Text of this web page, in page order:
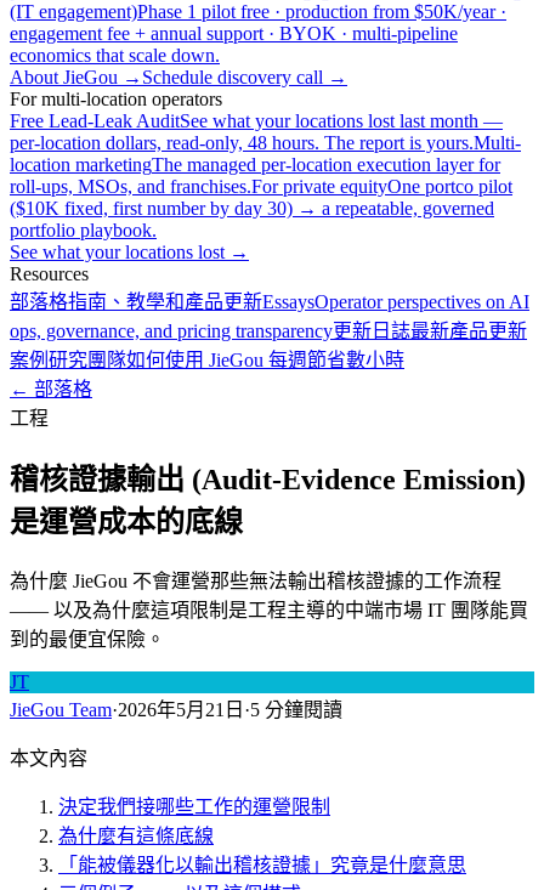
(IT engagement)Phase 1 pilot free · production from $50K/year ·
engagement fee + annual support · BYOK · multi-pipeline
economics that scale down.
About JieGou → Schedule discovery call →
For multi-location operators
Free Lead-Leak AuditSee what your locations lost last month —
per-location dollars, read-only, 48 hours. The report is yours.Multi-
location marketingThe managed per-location execution layer for
roll-ups, MSOs, and franchises.For private equityOne portco pilot
($10K fixed, first number by day 30) → a repeatable, governed
portfolio playbook.
See what your locations lost →
Resources
部落格指南、教學和產品更新EssaysOperator perspectives on AI
ops, governance, and pricing transparency更新日誌最新產品更新
案例研究團隊如何使用 JieGou 每週節省數小時
← 部落格
工程
稽核證據輸出 (Audit-Evidence Emission)
是運營成本的底線
為什麼 JieGou 不會運營那些無法輸出稽核證據的工作流程
—— 以及為什麼這項限制是工程主導的中端市場 IT 團隊能買
到的最便宜保險。
JT
JieGou Team·2026年5月21日 ·5 分鐘閱讀
本文內容
決定我們接哪些工作的運營限制
為什麼有這條底線
「能被儀器化以輸出稽核證據」究竟是什麼意思